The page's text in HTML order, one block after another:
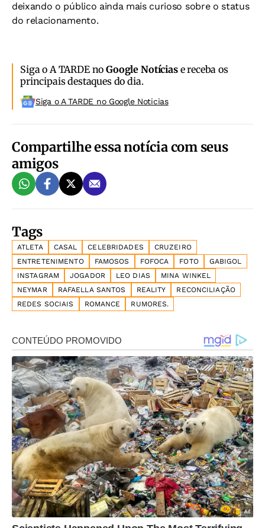
deixando o público ainda mais curioso sobre o status
do relacionamento.
Siga o A TARDE noGoogle Notíciase receba os
principais destaques do dia.
Siga o A TARDE no Google Noticias
Compartilhe essa notícia com seus
amigos
Tags
ATLETA CASAL CELEBRIDADES
CRUZEIRO
ENTRETENIMENTO
FAMOSOS FOFOCA FOTO
GABIGOL
INSTAGRAM
JOGADOR LEO DIAS
MINA WINKEL
NEYMAR
RAFAELLA SANTOS REALITY
RECONCILIAÇÃO
REDES SOCIAIS
ROMANCE RUMORES.